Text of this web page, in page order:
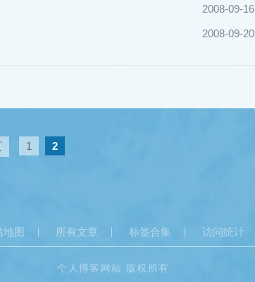
2008-09-16
2008-09-20
1 2
地图 所有文章 标签合集 访问统计
个人博客网站 版权所有